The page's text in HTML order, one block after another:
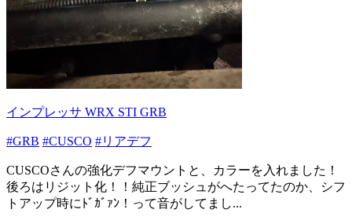
インプレッサ WRX STI GRB
#GRB #CUSCO #リアデフ
CUSCOさんの強化デフマウントと、カラーを入れました！
後ろはリジット化！！純正ブッシュがへたってたのか、シフ
トアップ時にﾄﾞｶﾞｧﾝ！って音がしてまし...